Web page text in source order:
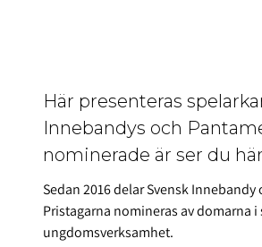
Här presenteras
Innebandys och
nominerade är ser du
Sedan 2016 delar Svensk
Pristagarna nomineras av domarna
ungdomsverksamhet.